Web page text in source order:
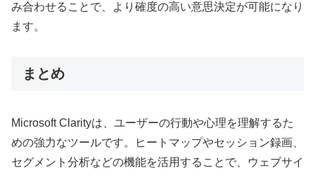
み合わせることで、より確度の高い意思決定が可能になり
ます。
まとめ
Microsoft Clarityは、ユーザーの行動や心理を理解するた
めの強力なツールです。ヒートマップやセッション録画、
セグメント分析などの機能を活用することで、ウェブサイ